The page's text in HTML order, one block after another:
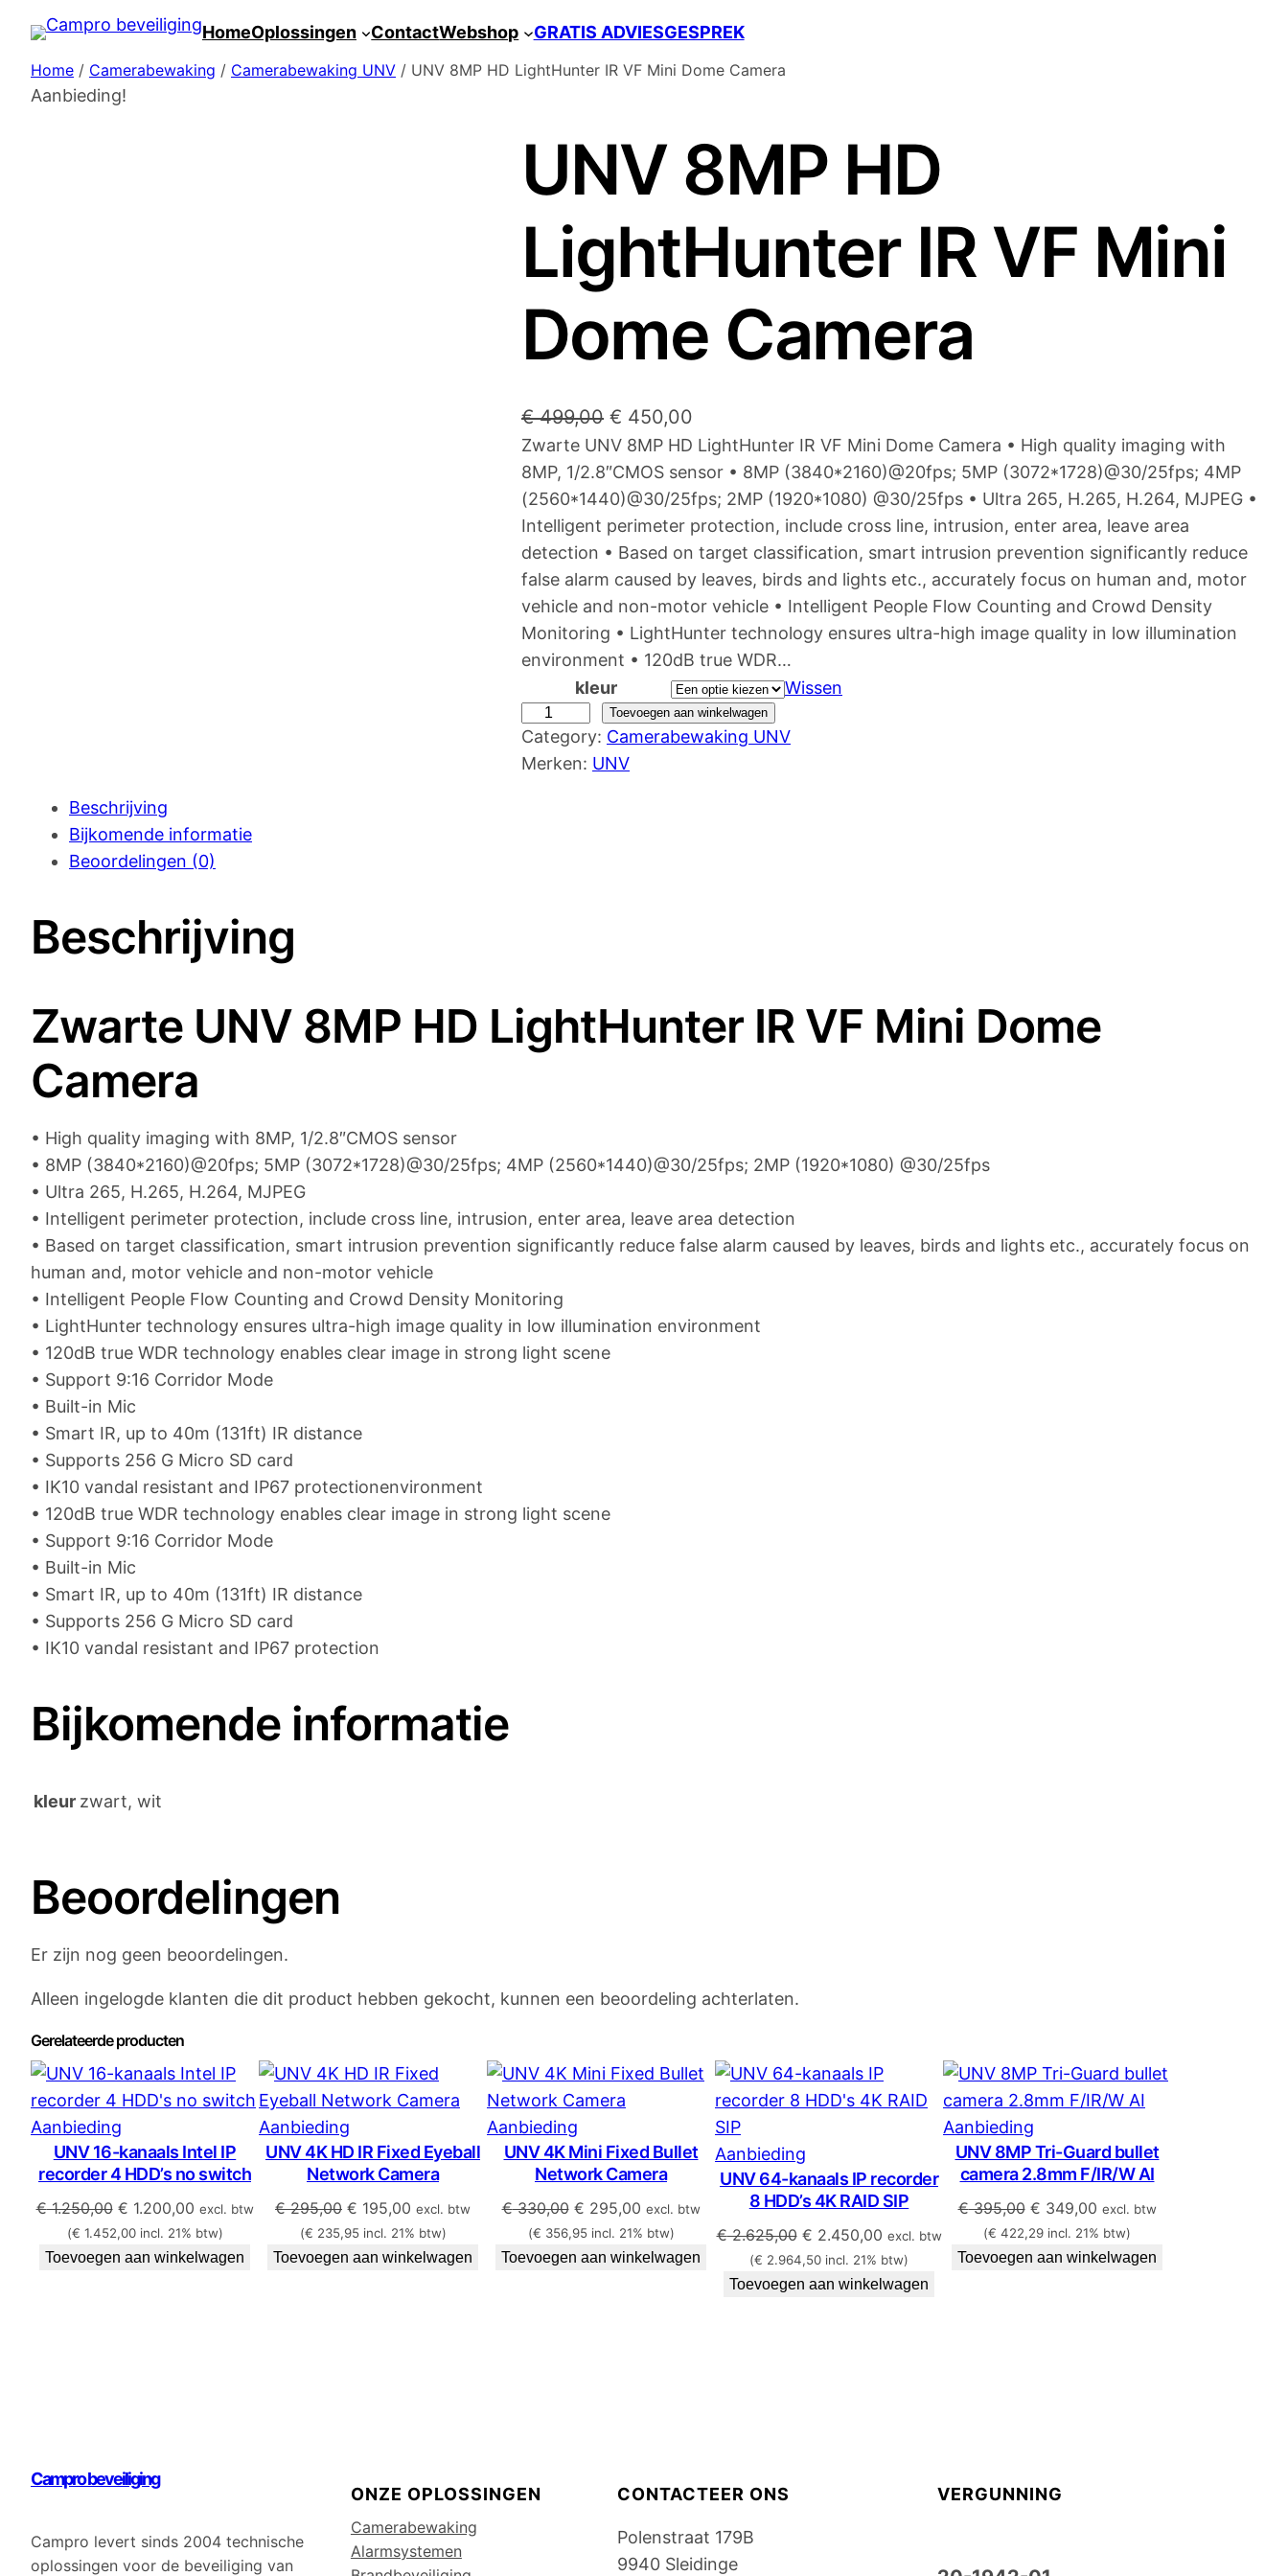
Spring
naar
inhoud
HomeOplossingen ContactWebshop GRATIS ADVIESGESPREK
Home / Camerabewaking / Camerabewaking UNV / UNV 8MP HD LightHunter IR VF Mini Dome Camera
Aanbieding!
UNV 8MP HD
LightHunter IR VF Mini
Dome Camera
€499,00 O
o
r
s
p
o
n
k
e
l
i
w
4
9
0
0
€ 450,00
u
i
d
i
g
e
p
r
i
j
,
Zwarte UNV 8MP HD LightHunter IR VF Mini Dome Camera • High quality imaging with
8MP, 1/2.8″CMOS sensor • 8MP (3840*2160)@20fps; 5MP (3072*1728)@30/25fps; 4MP
(2560*1440)@30/25fps; 2MP (1920*1080) @30/25fps • Ultra 265, H.265, H.264, MJPEG •
Intelligent perimeter protection, include cross line, intrusion, enter area, leave area
detection • Based on target classification, smart intrusion prevention significantly reduce
false alarm caused by leaves, birds and lights etc., accurately focus on human and, motor
vehicle and non-motor vehicle • Intelligent People Flow Counting and Crowd Density
Monitoring • LightHunter technology ensures ultra-high image quality in low illumination
environment • 120dB true WDR…
kleur
Wissen
N
V
h
e
I
R
F
M
i
e
Toevoegen aan winkelwagen
Category: Camerabewaking UNV
Merken: UNV
Beschrijving
Bijkomende informatie
Beoordelingen (0)
Beschrijving
Zwarte UNV 8MP HD LightHunter IR VF Mini Dome
Camera
• High quality imaging with 8MP, 1/2.8″CMOS sensor
• 8MP (3840*2160)@20fps; 5MP (3072*1728)@30/25fps; 4MP (2560*1440)@30/25fps; 2MP (1920*1080) @30/25fps
• Ultra 265, H.265, H.264, MJPEG
• Intelligent perimeter protection, include cross line, intrusion, enter area, leave area detection
• Based on target classification, smart intrusion prevention significantly reduce false alarm caused by leaves, birds and lights etc., accurately focus on
human and, motor vehicle and non-motor vehicle
• Intelligent People Flow Counting and Crowd Density Monitoring
• LightHunter technology ensures ultra-high image quality in low illumination environment
• 120dB true WDR technology enables clear image in strong light scene
• Support 9:16 Corridor Mode
• Built-in Mic
• Smart IR, up to 40m (131ft) IR distance
• Supports 256 G Micro SD card
• IK10 vandal resistant and IP67 protectionenvironment
• 120dB true WDR technology enables clear image in strong light scene
• Support 9:16 Corridor Mode
• Built-in Mic
• Smart IR, up to 40m (131ft) IR distance
• Supports 256 G Micro SD card
• IK10 vandal resistant and IP67 protection
Bijkomende informatie
kleur zwart, wit
Beoordelingen
Er zijn nog geen beoordelingen.
Alleen ingelogde klanten die dit product hebben gekocht, kunnen een beoordeling achterlaten.
Gerelateerde producten
Aanbieding
in
de
uitverkoop
UNV 16-kanaals Intel IP
recorder 4 HDD’s no switch
€1.250,00 Oorspronkelijke
prijs
was:
€ 1.200,00Huidige
prijs
is:
excl. btw
(€ 1.452,00incl. 21% btw)
Toevoegen aan winkelwagen
Aanbieding
in
de
uitverkoop
UNV 4K HD IR Fixed Eyeball
Network Camera
€295,00 Oorspronkelijke
prijs
was:
€ 195,00 Huidige
prijs
is:
excl. btw
(€ 235,95incl. 21% btw)
Toevoegen aan winkelwagen
Aanbieding
in
de
uitverkoop
UNV 4K Mini Fixed Bullet
Network Camera
€330,00 Oorspronkelijke
prijs
was:
€ 295,00Huidige
prijs
is:
excl. btw
(€ 356,95incl. 21% btw)
Toevoegen aan winkelwagen
Aanbieding
in
de
uitverkoop
UNV 64-kanaals IP recorder
8 HDD’s 4K RAID SIP
€2.625,00 Oorspronkelijke
prijs
was:
€ 2.450,00Huidige
prijs
is:
excl. btw
(€ 2.964,50 incl. 21% btw)
Toevoegen aan winkelwagen
Aanbieding
in
de
uitverkoop
UNV 8MP Tri-Guard bullet
camera 2.8mm F/IR/W AI
€395,00 Oorspronkelijke
prijs
was:
€ 349,00Huidige
prijs
is:
excl. btw
(€ 422,29 incl. 21% btw)
Toevoegen aan winkelwagen
Campro beveiliging
Campro levert sinds 2004 technische
oplossingen voor de beveiliging van
ONZE OPLOSSINGEN
Camerabewaking
Alarmsystemen
CONTACTEER ONS
Polenstraat 179B
9940 Sleidinge
VERGUNNING